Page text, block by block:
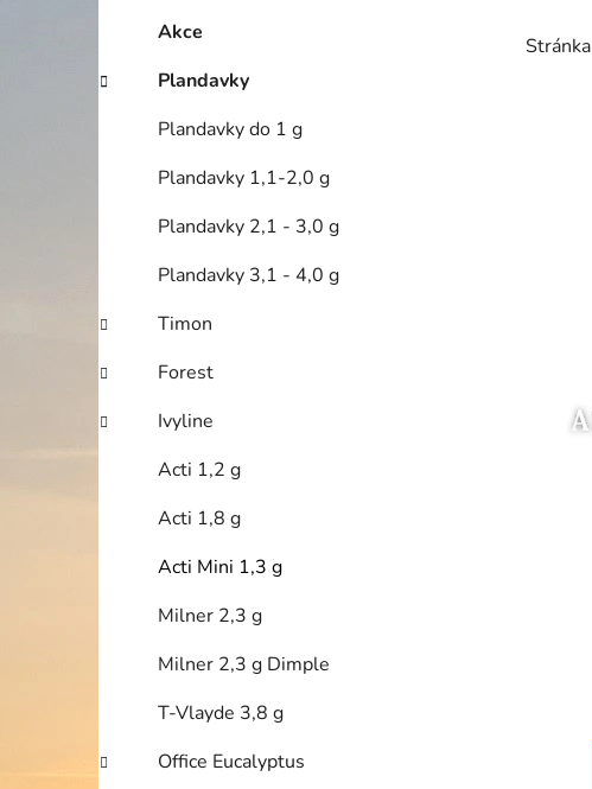
Akce
Plandavky
Plandavky do 1 g
Plandavky 1,1-2,0 g
Plandavky 2,1 - 3,0 g
Plandavky 3,1 - 4,0 g
Timon
Forest
Ivyline
Acti 1,2 g
Acti 1,8 g
Acti Mini 1,3 g
Milner 2,3 g
Milner 2,3 g Dimple
T-Vlayde 3,8 g
Office Eucalyptus
Stránka